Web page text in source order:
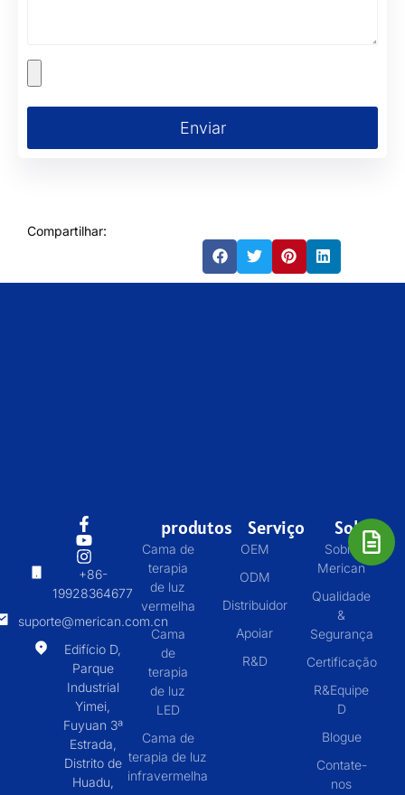
Enviar
Compartilhar:
+86-
19928364677
suporte@merican.com.cn
Edifício D,
Parque
Industrial
Yimei,
Fuyuan 3ª
Estrada,
Distrito de
Huadu,
produtos
Cama de
terapia
de luz
vermelha
Cama
de
terapia
de luz
LED
Cama de
terapia de luz
infravermelha
Serviço
OEM
ODM
Distribuidor
Apoiar
R&D
Sobre
Sobre
Merican
Qualidade
&
Segurança
Certificação
R&Equipe
D
Blogue
Contate-
nos